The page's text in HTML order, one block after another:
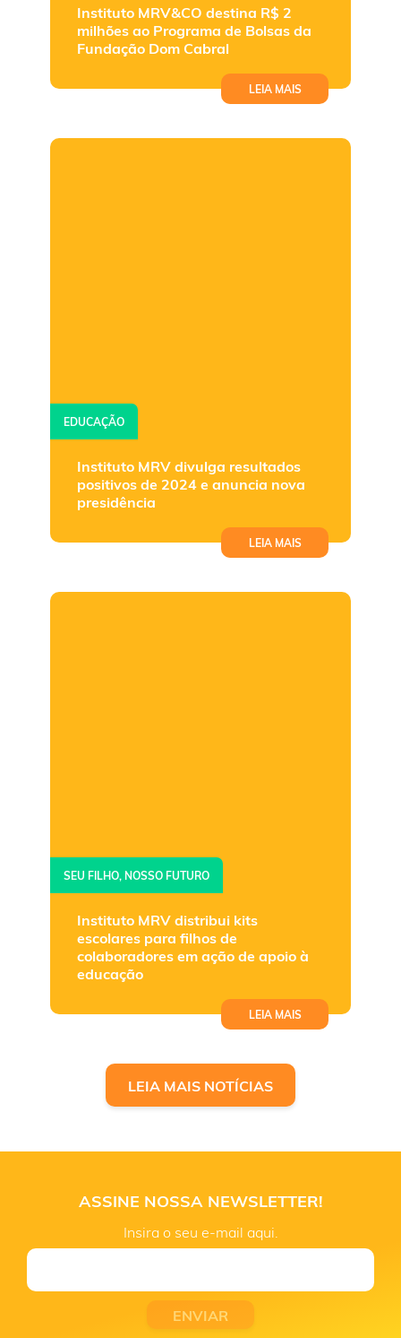
Instituto MRV&CO destina R$ 2
milhões ao Programa de Bolsas da
Fundação Dom Cabral
LEIA MAIS
EDUCAÇÃO
Instituto MRV divulga resultados
positivos de 2024 e anuncia nova
presidência
LEIA MAIS
SEU FILHO, NOSSO FUTURO
Instituto MRV distribui kits
escolares para filhos de
colaboradores em ação de apoio à
educação
LEIA MAIS
LEIA MAIS NOTÍCIAS
ASSINE NOSSA NEWSLETTER!
Insira o seu e-mail aqui.